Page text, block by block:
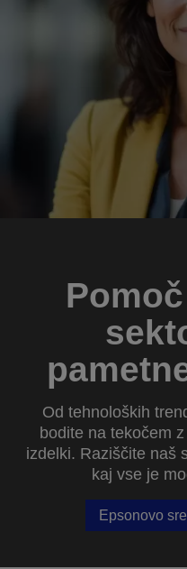
Od tehnoloških
bodite na tekočem
izdelki. Raziščite naš
kaj vse je
Epsonovo